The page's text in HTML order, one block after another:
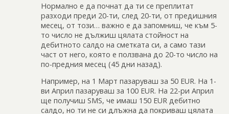
Нормално е да почнат да ти се преплитат
разходи преди 20-ти, след 20-ти, от предишния
месец, от този… важно е да запомниш, че към 5-
то число не дължиш цялата стойност на
дебитното салдо на сметката си, а само тази
част от него, която е ползвана до 20-то число на
по-предния месец (45 дни назад).
Например, на 1 Март пазаруваш за 50 EUR. На 1-
ви Април пазаруваш за 100 EUR. На 22-ри Април
ще получиш SMS, че имаш 150 EUR дебитно
салдо, но ти не си длъжна да покриваш цялата